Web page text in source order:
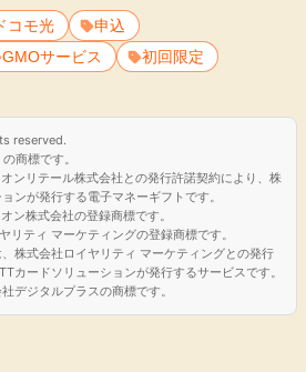
コモ光
申込
GMOサービス 初回限定
reserved.
商標です。
オンリテール株式会社との発行許諾契約により、株
ンが発行する電子マネーギフトです。
ン株式会社の登録商標です。
リティ マーケティングの登録商標です。
株式会社ロイヤリティ マーケティングとの発行
カードソリューションが発行するサービスです。
デジタルプラスの商標です。